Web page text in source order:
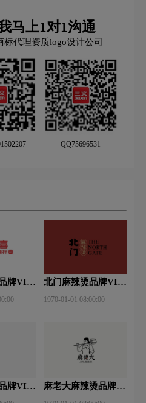
马上1对1沟通
标代理资质logo设计公司
QQ75696531
牌VI设
北门麻辣烫品牌VI设
1970-01-01 08:00:00
牌VI设
麻老大麻辣烫品牌VI